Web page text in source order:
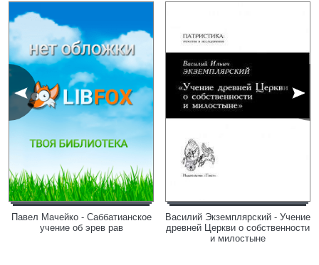
Павел Мачейко - Саббатианское
учение об эрев рав
Василий Экземплярский - Учение
древней Церкви о собственности
и милостыне